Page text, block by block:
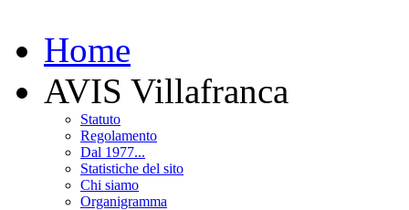
Home
AVIS Villafranca
Statuto
Regolamento
Dal 1977...
Statistiche del sito
Chi siamo
Organigramma